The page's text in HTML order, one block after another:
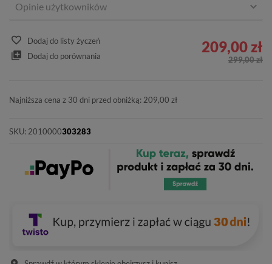
Opinie użytkowników
Dodaj do listy życzeń
Dodaj do porównania
209,00 zł
299,00 zł
Najniższa cena z 30 dni przed obniżką: 209,00 zł
SKU: 2010000303283